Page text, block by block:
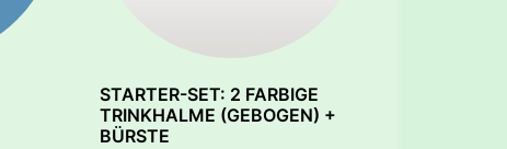
STARTER-SET: 2 FARBIGE
TRINKHALME (GEBOGEN) +
BÜRSTE